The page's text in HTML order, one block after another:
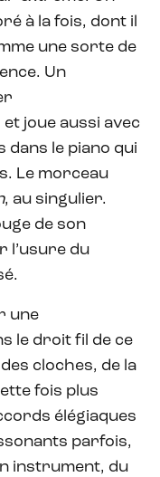
à la fois, dont il
une sorte de
Un
joue aussi avec
dans le piano qui
Le morceau
, au singulier.
de son
l’usure du
une
le droit fil de ce
cloches, de la
fois plus
élégiaques
parfois,
instrument, du